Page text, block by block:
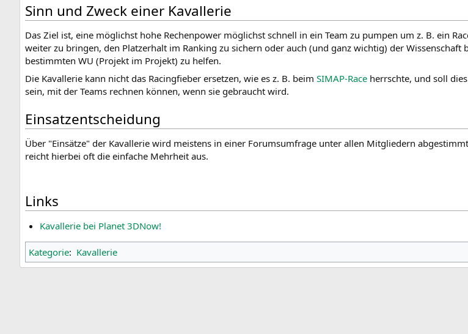
a
v
i
g
a
i
o
s
p
r
i
n
u
c
h
e
s
r
i
g
e
n
Sinn und Zweck einer Kavallerie
Das Ziel ist, eine möglichst hohe Rechenpower möglichst schnell in ein Team zu pumpen um z. B. ein
weiter zu bringen, den Platzerhalt im Ranking zu sichern oder auch (und ganz wichtig) der Wissenschaft
bestimmten WU (Projekt im Projekt) zu helfen.
Die Kavallerie kann nicht das Racingfieber ersetzen, wie es z. B. beim SIMAP-Race herrschte, und soll
sein, mit der Teams rechnen können, wenn sie gebraucht wird.
Einsatzentscheidung
Über "Einsätze" der Kavallerie wird meistens in einer Forumsumfrage unter allen Mitgliedern
reicht hierbei oft die einfache Mehrheit aus.
Links
Kavallerie bei Planet 3DNow!
Kategorie: Kavallerie